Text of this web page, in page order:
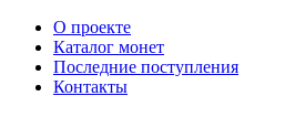
О проекте
Каталог монет
Последние поступления
Контакты